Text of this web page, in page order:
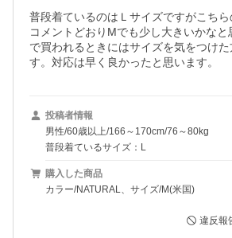
普段着ているのはＬサイズですがこち
コメントどおりMでも少し大きいかな
で買われるときにはサイズを気をつけ
す。対応は早く良かったと思います。
投稿者情報
男性/60歳以上/166～170cm/76～80kg
普段着ているサイズ：L
購入した商品
カラー/NATURAL、サイズ/M(米国)
違反報